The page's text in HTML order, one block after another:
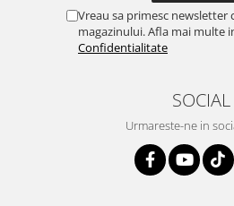
Vreau sa primesc newsletter
magazinului. Afla mai multe
Confidentialitate
SOCIAL
Urmareste-ne in